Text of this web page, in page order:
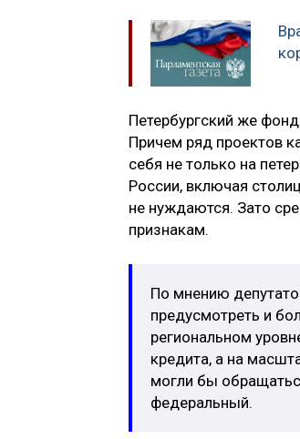
Петербургский же
Причем ряд проектов
себя не только на
России, включая
не нуждаются. Зато
признакам.
По мнению
предусмотреть и
региональном
кредита, а на
могли бы
федеральный.